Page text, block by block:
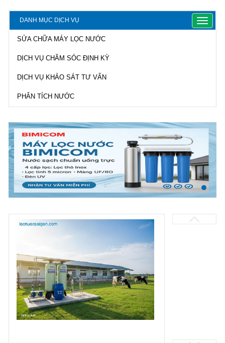
DANH MỤC DỊCH VỤ
Toggle
SỬA CHỮA MÁY LỌC NƯỚC
DỊCH VỤ CHĂM SÓC ĐỊNH KỲ
DỊCH VỤ KHẢO SÁT TƯ VẤN
PHÂN TÍCH NƯỚC